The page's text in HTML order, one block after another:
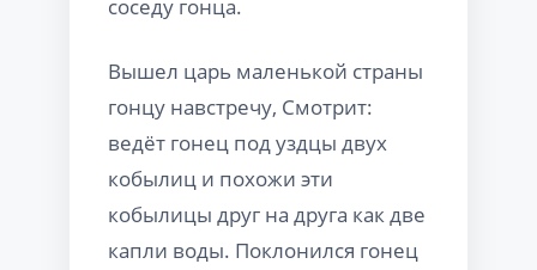
соседу гонца.
Вышел царь маленькой страны
гонцу навстречу, Смотрит:
ведёт гонец под уздцы двух
кобылиц и похожи эти
кобылицы друг на друга как две
капли воды. Поклонился гонец